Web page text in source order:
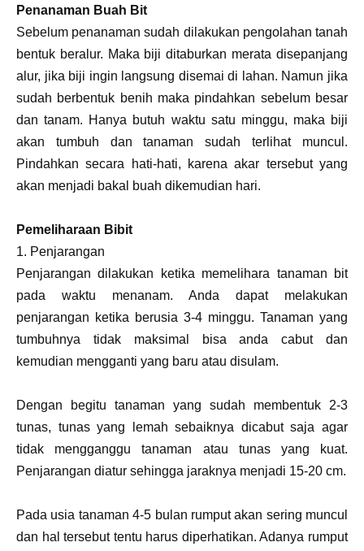
Penanaman Buah Bit
Sebelum penanaman sudah dilakukan pengolahan tanah
bentuk beralur. Maka biji ditaburkan merata disepanjang
alur, jika biji ingin langsung disemai di lahan. Namun jika
sudah berbentuk benih maka pindahkan sebelum besar
dan tanam. Hanya butuh waktu satu minggu, maka biji
akan tumbuh dan tanaman sudah terlihat muncul.
Pindahkan secara hati-hati, karena akar tersebut yang
akan menjadi bakal buah dikemudian hari.
Pemeliharaan Bibit
1. Penjarangan
Penjarangan dilakukan ketika memelihara tanaman bit
pada waktu menanam. Anda dapat melakukan
penjarangan ketika berusia 3-4 minggu. Tanaman yang
tumbuhnya tidak maksimal bisa anda cabut dan
kemudian mengganti yang baru atau disulam.
Dengan begitu tanaman yang sudah membentuk 2-3
tunas, tunas yang lemah sebaiknya dicabut saja agar
tidak mengganggu tanaman atau tunas yang kuat.
Penjarangan diatur sehingga jaraknya menjadi 15-20 cm.
Pada usia tanaman 4-5 bulan rumput akan sering muncul
dan hal tersebut tentu harus diperhatikan. Adanya rumput